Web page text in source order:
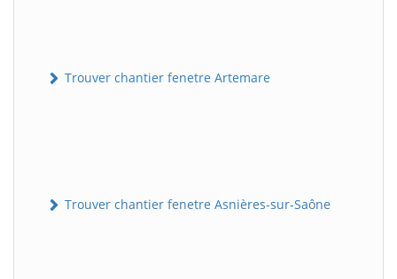
Trouver chantier fenetre Artemare
Trouver chantier fenetre Asnières-sur-Saône